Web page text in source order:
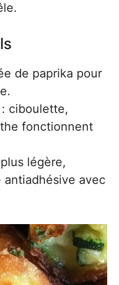
de paprika pour
ciboulette,
fonctionnent
légère,
avec